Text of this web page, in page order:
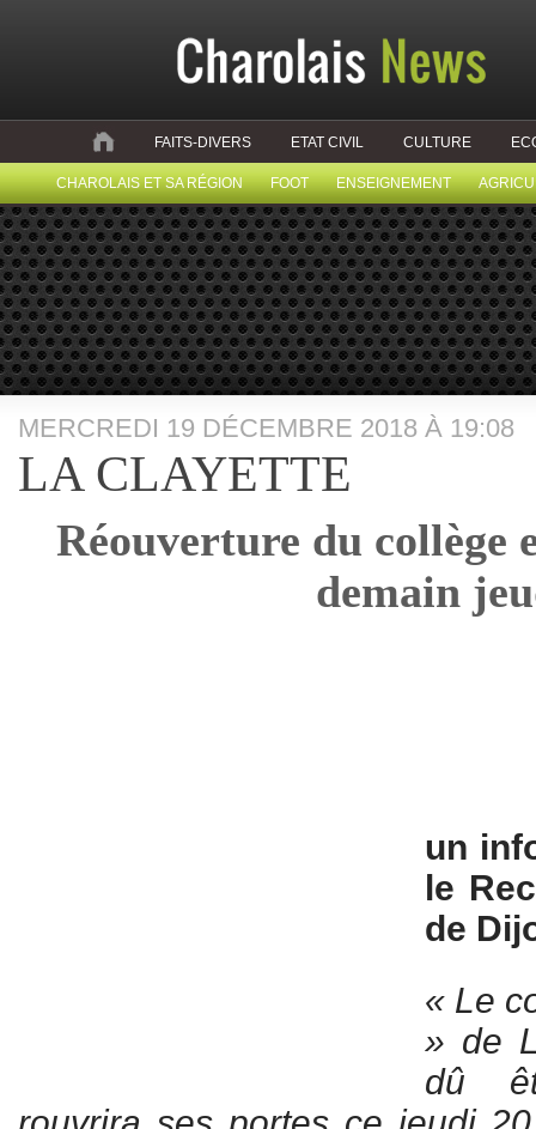
FAITS-DIVERS ETAT CIVIL CULTURE
CHAROLAIS ET SA RÉGION FOOT ENSEIGNEMENT
MERCREDI 19 DÉCEMBRE 2018 À 19:08
LA CLAYETTE
Réouverture du collège
demain
un
le
de
« Le
» de
dû